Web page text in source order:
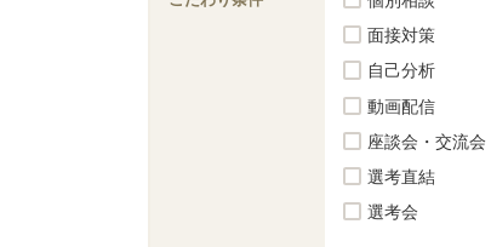
面接対策
自己分析
動画配信
座談会・交流会
選考直結
選考会